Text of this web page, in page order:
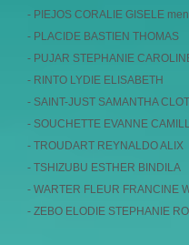
- PIEJOS CORALIE GISELE
- PLACIDE BASTIEN THOMAS
- PUJAR STEPHANIE
- RINTO LYDIE ELISABETH
- SAINT-JUST SAMANTHA
- SOUCHETTE EVANNE
- TROUDART REYNALDO ALIX
- TSHIZUBU ESTHER BINDILA
- WARTER FLEUR FRANCINE
- ZEBO ELODIE STEPHANIE